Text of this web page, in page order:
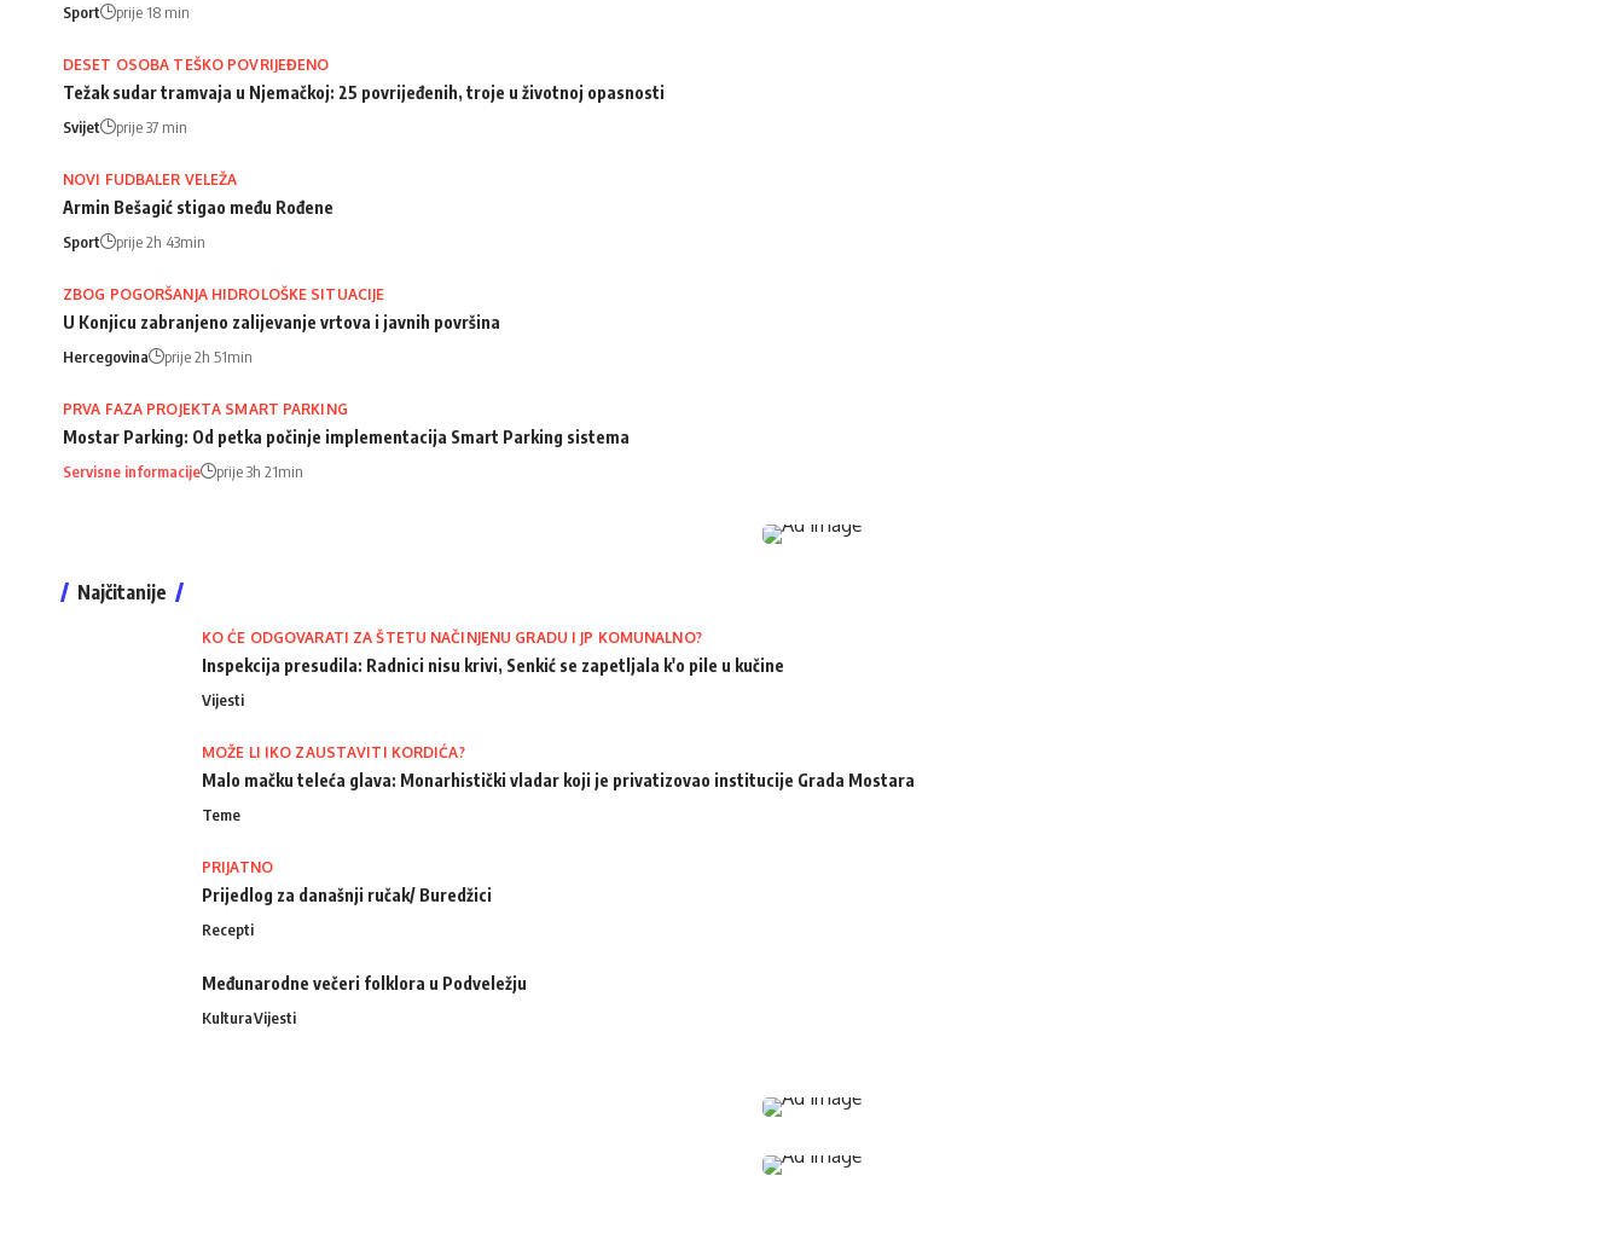
Sport prije 18 min
DESET OSOBA TEŠKO POVRIJEĐENO
Težak sudar tramvaja u Njemačkoj: 25 povrijeđenih, troje u životnoj opasnosti
Svijet prije 37 min
NOVI FUDBALER VELEŽA
Armin Bešagić stigao među Rođene
Sport prije 2h 43min
ZBOG POGORŠANJA HIDROLOŠKE SITUACIJE
U Konjicu zabranjeno zalijevanje vrtova i javnih površina
Hercegovina prije 2h 51min
PRVA FAZA PROJEKTA SMART PARKING
Mostar Parking: Od petka počinje implementacija Smart Parking sistema
Servisne informacije prije 3h 21min
Najčitanije
KO ĆE ODGOVARATI ZA ŠTETU NAČINJENU GRADU I JP KOMUNALNO?
Inspekcija presudila: Radnici nisu krivi, Senkić se zapetljala k'o pile u kučine
Vijesti
MOŽE LI IKO ZAUSTAVITI KORDIĆA?
Malo mačku teleća glava: Monarhistički vladar koji je privatizovao institucije Grada Mostara
Teme
PRIJATNO
Prijedlog za današnji ručak/ Buredžici
Recepti
Međunarodne večeri folklora u Podveležju
KulturaVijesti